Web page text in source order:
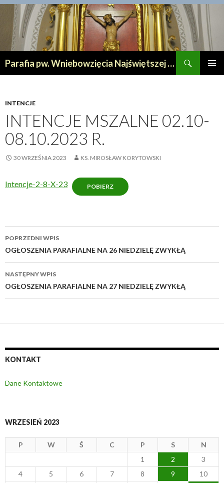
Parafia pw. Wniebowzięcia Najświętszej Maryi Panny w Lipnie
INTENCJE
INTENCJE MSZALNE 02.10-
08.10.2023 R.
30 WRZEŚNIA 2023 KS. MIROSŁAW KORYTOWSKI
Intencje-2-8-X-23 POBIERZ
Zobacz
wpisy
POPRZEDNI WPIS
OGŁOSZENIA PARAFIALNE NA 26 NIEDZIELĘ ZWYKŁĄ
NASTĘPNY WPIS
OGŁOSZENIA PARAFIALNE NA 27 NIEDZIELĘ ZWYKŁĄ
KONTAKT
Dane Kontaktowe
WRZESIEŃ 2023
P W Ś C P S N
1 2
3
4
5 6 7 8 9
10